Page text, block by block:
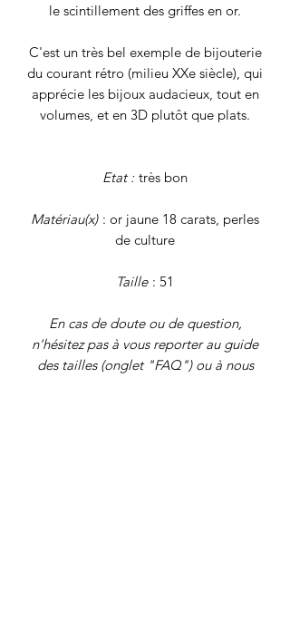
le scintillement des griffes en or.
C'est un très bel exemple de bijouterie
du courant rétro (milieu XXe siècle), qui
apprécie les bijoux audacieux, tout en
volumes, et en 3D plutôt que plats.
Etat : très bon
Matériau(x) : or jaune 18 carats, perles
de culture
Taille : 51
En cas de doute ou de question,
n'hésitez pas à vous reporter au guide
des tailles (onglet "FAQ") ou à nous